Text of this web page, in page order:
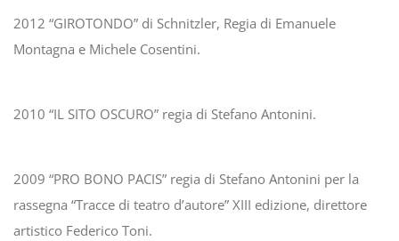
2012 “GIROTONDO” di Schnitzler, Regia di Emanuele
Montagna e Michele Cosentini.
2010 “IL SITO OSCURO” regia di Stefano Antonini.
2009 “PRO BONO PACIS” regia di Stefano Antonini per la
rassegna “Tracce di teatro d’autore” XIII edizione, direttore
artistico Federico Toni.